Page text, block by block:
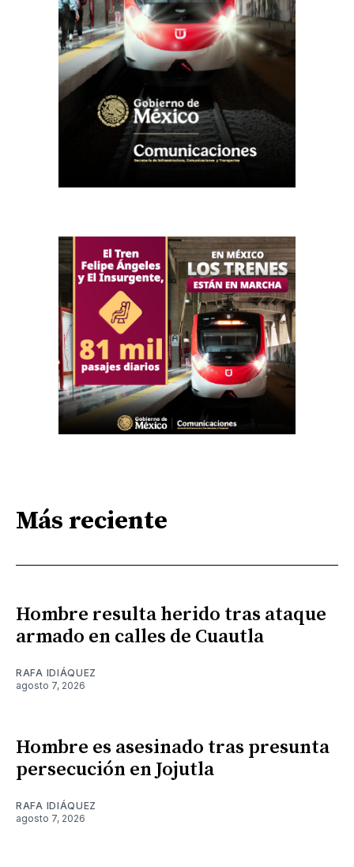
Más reciente
Hombre resulta herido tras ataque
armado en calles de Cuautla
RAFA IDIÁQUEZ
agosto 7, 2026
Hombre es asesinado tras presunta
persecución en Jojutla
RAFA IDIÁQUEZ
agosto 7, 2026